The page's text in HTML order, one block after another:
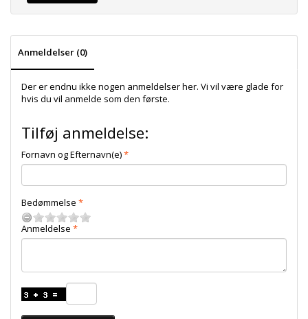
Anmeldelser (0)
Der er endnu ikke nogen anmeldelser her. Vi vil være glade for
hvis du vil anmelde som den første.
Tilføj anmeldelse:
Fornavn og Efternavn(e)
Bedømmelse
Anmeldelse